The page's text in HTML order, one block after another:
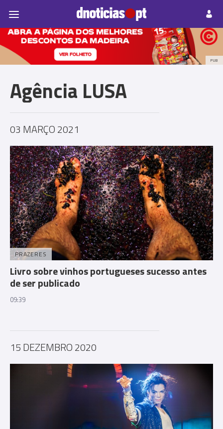
Prazeres Paisagens
PUB
Agência LUSA
03 MARÇO 2021
PRAZERES
Livro sobre vinhos portugueses sucesso antes
de ser publicado
09:39
15 DEZEMBRO 2020